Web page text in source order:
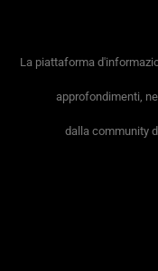
La piattaforma
approfondimenti,
dalla community